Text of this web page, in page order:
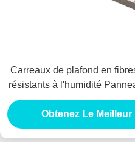
Carreaux de plafond en
résistants à l'humidité
de roche
Obtenez Le Meilleur